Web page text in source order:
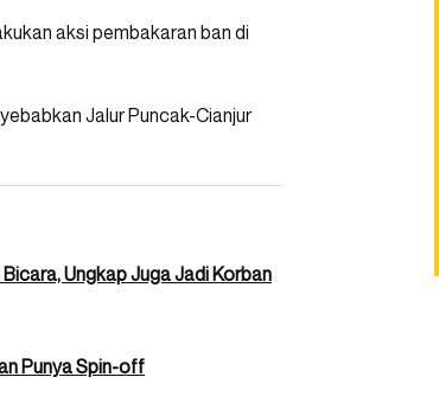
aksi pembakaran ban di
Jalur Puncak-Cianjur
Ungkap Juga Jadi Korban
Punya Spin-off